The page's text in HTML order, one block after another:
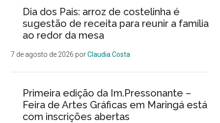
Dia dos Pais: arroz de costelinha é
sugestão de receita para reunir a família
ao redor da mesa
7 de agosto de 2026 porClaudia Costa
Primeira edição da Im.Pressonante –
Feira de Artes Gráficas em Maringá está
com inscrições abertas